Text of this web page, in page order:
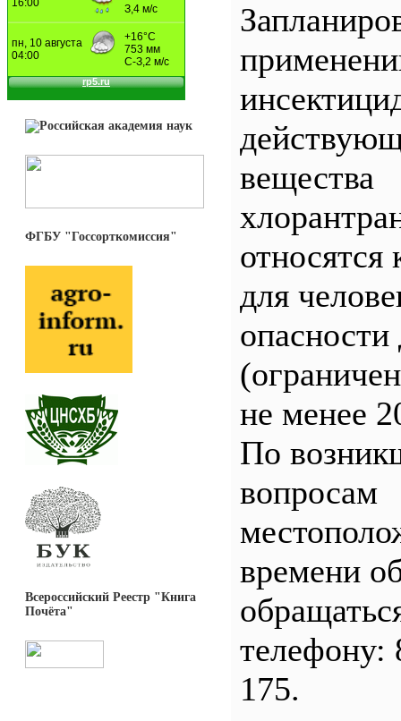
ФГБУ "Госсорткомиссия"
Всероссийский Реестр "Книга
Почёта"
вещества
относятся
для
опасности
не менее
По
вопросам
времени
телефону:
175.